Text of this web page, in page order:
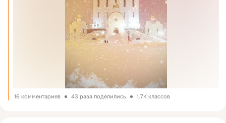
16 комментариев 43 раза поделились 1.7K классов